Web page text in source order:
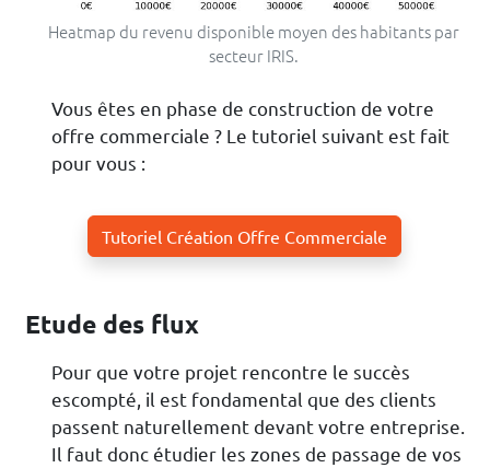
Heatmap du revenu disponible moyen des habitants par
secteur IRIS.
Vous êtes en phase de construction de votre
offre commerciale ? Le tutoriel suivant est fait
pour vous :
Tutoriel Création Offre Commerciale
Etude des flux
Pour que votre projet rencontre le succès
escompté, il est fondamental que des clients
passent naturellement devant votre entreprise.
Il faut donc étudier les zones de passage de vos